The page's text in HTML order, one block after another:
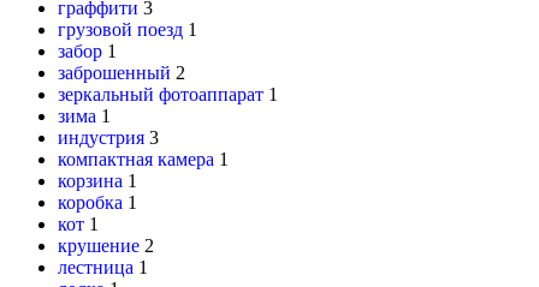
граффити 3
грузовой поезд 1
забор 1
заброшенный 2
зеркальный фотоаппарат 1
зима 1
индустрия 3
компактная камера 1
корзина 1
коробка 1
кот 1
крушение 2
лестница 1